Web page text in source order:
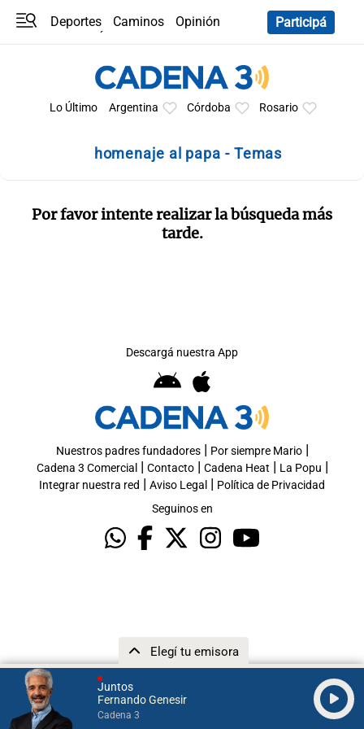
Juntos
Fernando Genesir
Cadena 3
Elegí tu emisora
Deportes Caminos
Opinión
Participá
Lo Último Argentina Córdoba Rosario
homenaje al papa - Temas
Por favor intente realizar la búsqueda más
tarde.
Descargá nuestra App
Nuestros padres fundadores| Por siempre Mario|
Cadena 3 Comercial | Contacto| Cadena Heat | La Popu |
Integrar nuestra red | Aviso Legal | Política de Privacidad
Seguinos en